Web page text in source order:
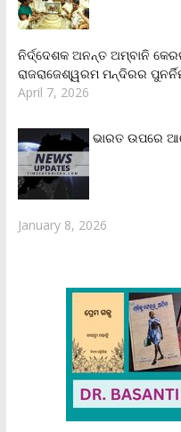
ନିର୍ଦ୍ଦେଶକ ଅନନ୍ତ ଅମ୍ବାନି
ରାଜରାଜେଶ୍ୱରମ ମନ୍ଦିରର
April 7, 2026
ଭାରତ ଉପରେ
January 8, 2026